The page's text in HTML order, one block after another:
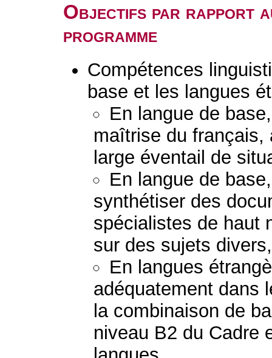
Objectifs par rapport
programme
Compétences
base et les langues
En langue de
maîtrise du
large éventail de
En langue de
synthétiser des
spécialistes de haut
sur des sujets
En langues
adéquatement dans
la combinaison de
niveau B2 du Cadre